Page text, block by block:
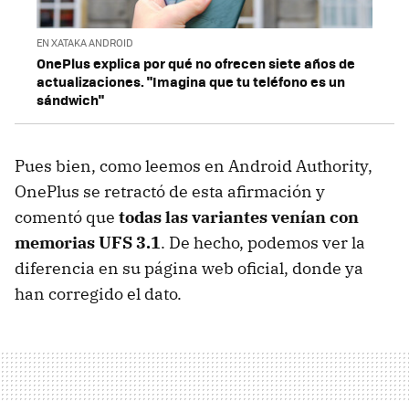
EN XATAKA ANDROID
OnePlus explica por qué no ofrecen siete años de
actualizaciones. "Imagina que tu teléfono es un
sándwich"
Pues bien, como leemos en Android Authority,
OnePlus se retractó de esta afirmación y
comentó que todas las variantes venían con
memorias UFS 3.1. De hecho, podemos ver la
diferencia en su página web oficial, donde ya
han corregido el dato.